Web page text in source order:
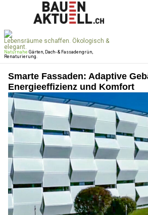
Smarte Fassaden: Adaptive
Energieeffizienz und Komfort